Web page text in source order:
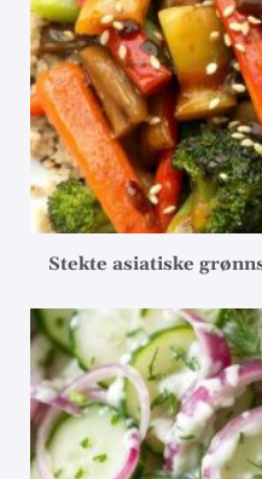
Stekte asiatiske